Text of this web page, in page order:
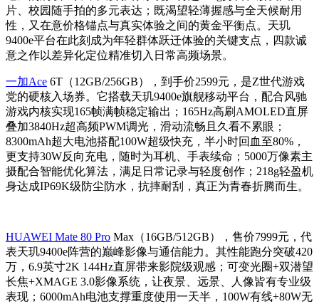
片、校园随手拍的多元表达；既渴望轻薄握感与全天候耐用
性，又在意价格锚点与真实体验之间的黄金平衡点。天玑
9400e平台在此刻成为年轻群体跃迁体验的关键支点，四款诚
意之作以差异化定位精准切入日常高频场景。
一加Ace 6T（12GB/256GB），到手价2599元，是Z世代游戏
党的硬核入场券。它搭载天玑9400e旗舰移动平台，配合风驰
游戏内核实现165帧满帧稳定输出；165Hz高刷AMOLED直屏
叠加3840Hz超高频PWM调光，滑动流畅且久看不累眼；
8300mAh超大电池搭配100W超级快充，半小时回血至80%，
更支持30W反向充电，随时为耳机、手表续命；5000万像素主
摄配合智能优化算法，满足日常记录与轻度创作；218g轻盈机
身达成IP69K级防尘防水，抗摔耐刮，真正为青春折腾而生。
HUAWEI Mate 80 Pro Max（16GB/512GB），售价7999元，代
表天玑9400e阵营的巅峰影像与通信能力。其性能跑分突破420
万，6.9英寸2K 144Hz直屏带来影院级观感；可变光圈+双潜望
长焦+XMAGE 3.0影像系统，让夜景、远景、人像皆有专业级
表现；6000mAh电池支撑重度使用一天半，100W有线+80W无